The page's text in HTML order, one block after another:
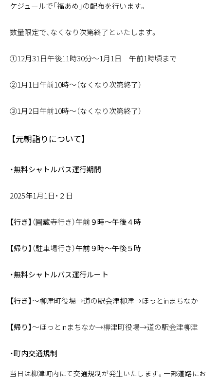
ケジュールで「福あめ」の配布を行います。
数量限定で、なくなり次第終了といたします。
①12月31日午後11時30分～1月1日 午前1時頃まで
②1月1日午前10時～（なくなり次第終了）
③1月2日午前10時～（なくなり次第終了）
【元朝詣りについて】
・無料シャトルバス運行期間
2025年1月1日・２日
【行き】 （圓藏寺行き）午前９時～午後４時
【帰り】 （駐車場行き）午前９時～午後５時
・無料シャトルバス運行ルート
【行き】～柳津町役場→道の駅会津柳津→ほっとinまちなか
【帰り】～ほっとinまちなか→柳津町役場→道の駅会津柳津
・町内交通規制
当日は柳津町内にて交通規制が発生いたします。一部道路にお